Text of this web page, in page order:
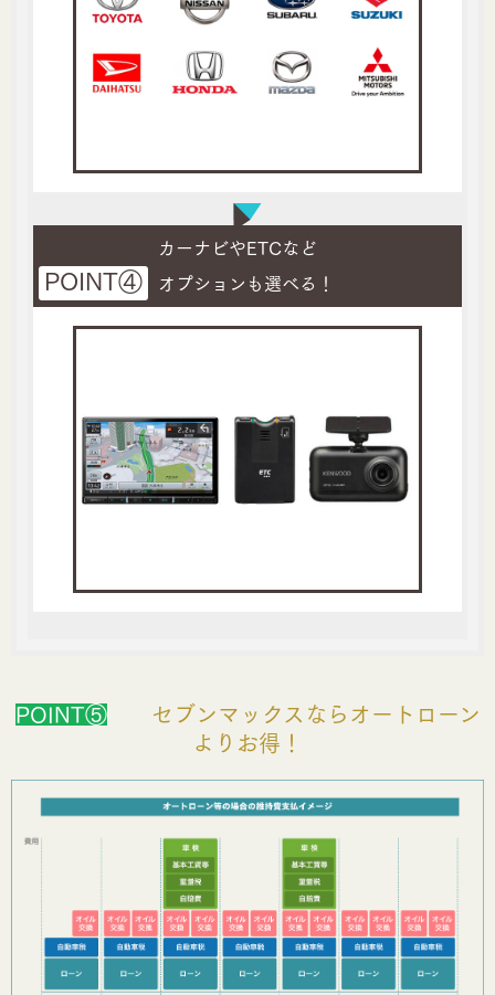
POINT④
カーナビやETCなど
オプションも選べる！
POINT⑤セブンマックスならオートローン
よりお得！